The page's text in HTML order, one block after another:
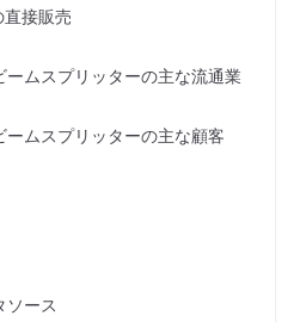
接販売
ムスプリッターの主な流通業
ムスプリッターの主な顧客
ソース